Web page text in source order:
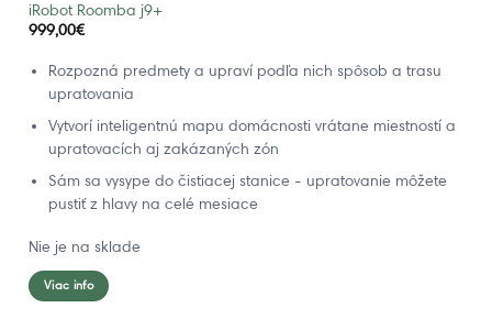
iRobot Roomba j9+
999,00€
Rozpozná predmety a upraví podľa nich spôsob a trasu
upratovania
Vytvorí inteligentnú mapu domácnosti vrátane miestností a
upratovacích aj zakázaných zón
Sám sa vysype do čistiacej stanice - upratovanie môžete
pustiť z hlavy na celé mesiace
Nie je na sklade
Viac info